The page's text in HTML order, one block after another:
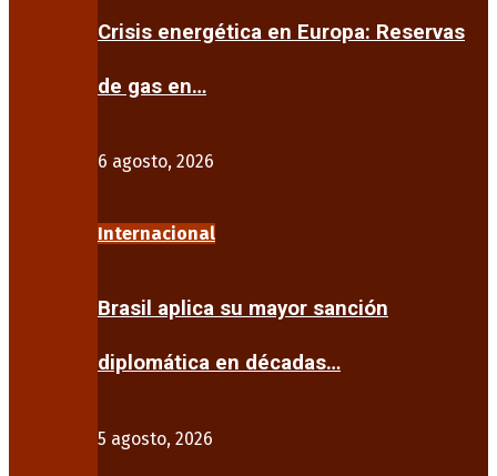
Crisis energética en Europa: Reservas
de gas en…
6 agosto, 2026
Internacional
Brasil aplica su mayor sanción
diplomática en décadas…
5 agosto, 2026